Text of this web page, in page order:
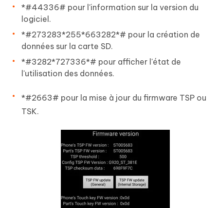
*#44336# pour l'information sur la version du
logiciel.
*#273283*255*663282*# pour la création de
données sur la carte SD.
*#3282*727336*# pour afficher l'état de
l'utilisation des données.
*#2663# pour la mise à jour du firmware TSP ou
TSK.